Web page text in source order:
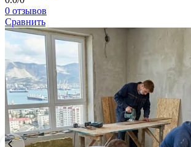
0 отзывов
Сравнить